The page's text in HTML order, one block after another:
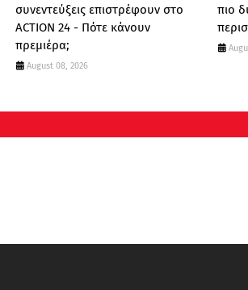
συνεντεύξεις επιστρέφουν στο
ACTION 24 - Πότε κάνουν
πρεμιέρα;
August 08, 2026
πιο